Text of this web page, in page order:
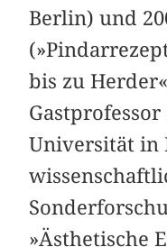
Berlin) und
bis zu
Universität in
»Ästhetische